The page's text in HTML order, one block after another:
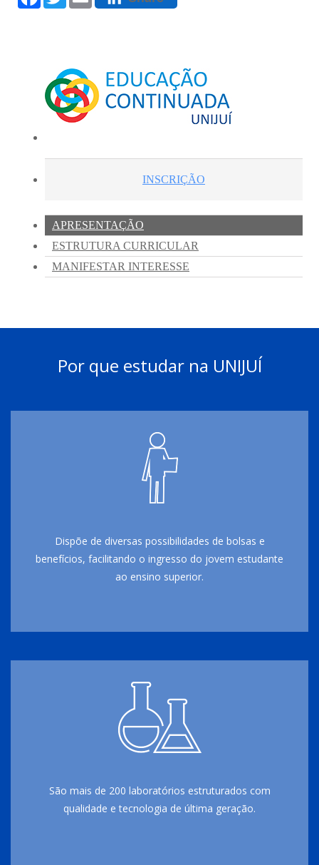
Por que estudar na UNIJUÍ
Dispõe de diversas possibilidades de bolsas e
benefícios, facilitando o ingresso do jovem estudante
ao ensino superior.
São mais de 200 laboratórios estruturados com
qualidade e tecnologia de última geração.